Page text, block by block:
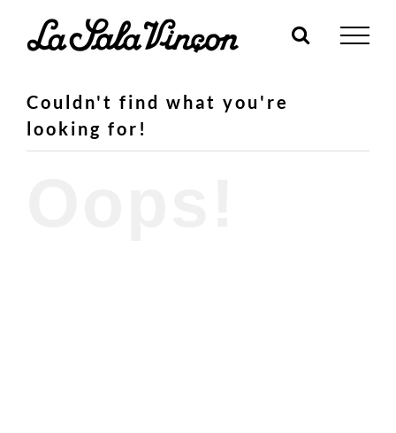
Couldn't find what you're
looking for!